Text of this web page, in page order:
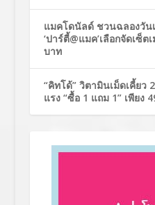
แมคโดนัลด์ ชวนฉลองวัน
‘ปาร์ตี้@แมค’เลือกจัดเซ็ต
บาท
“คิทโด้” วิตามินเม็ดเคี้ยว
แรง “ซื้อ 1 แถม 1” เพียง